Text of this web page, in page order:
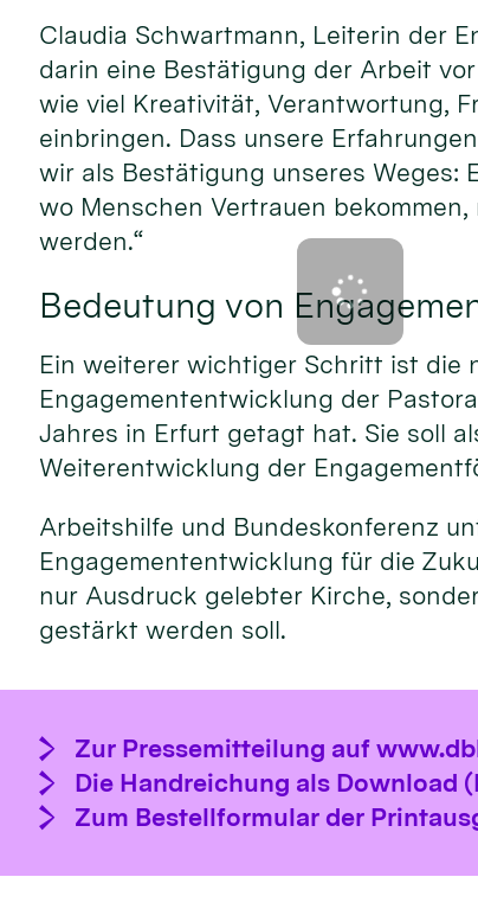
Claudia Schwartmann, Leiterin der
darin eine Bestätigung der Arbeit
wie viel Kreativität, Verantwortung,
einbringen. Dass unsere
wir als Bestätigung unseres
wo Menschen Vertrauen
werden.“
Bedeutung von
Ein weiterer wichtiger Schritt ist die
Engagemententwicklung der
Jahres in Erfurt getagt hat. Sie soll
Weiterentwicklung der
Arbeitshilfe und Bundeskonferenz
Engagemententwicklung für die
nur Ausdruck gelebter Kirche,
gestärkt werden soll.
Zur Pressemitteilung auf
Die Handreichung als Download
Zum Bestellformular der